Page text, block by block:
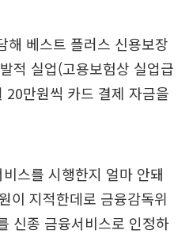
해 베스트 플러스 신용보장
적 실업(고용보험상 실업급
20만원씩 카드 결제 자금을
스를 시행한지 얼마 안돼
이 지적한데로 금융감독위
신종 금융서비스로 인정하